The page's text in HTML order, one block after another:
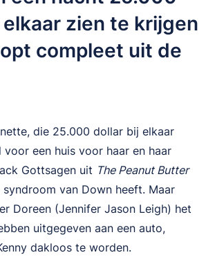
zien te krijgen
compleet uit de
die 25.000 dollar bij elkaar
voor een huis voor haar en haar
Gottsagen uit The Peanut Butter
van Down heeft. Maar
Doreen (Jennifer Jason Leigh) het
uitgegeven aan een auto,
dakloos te worden.